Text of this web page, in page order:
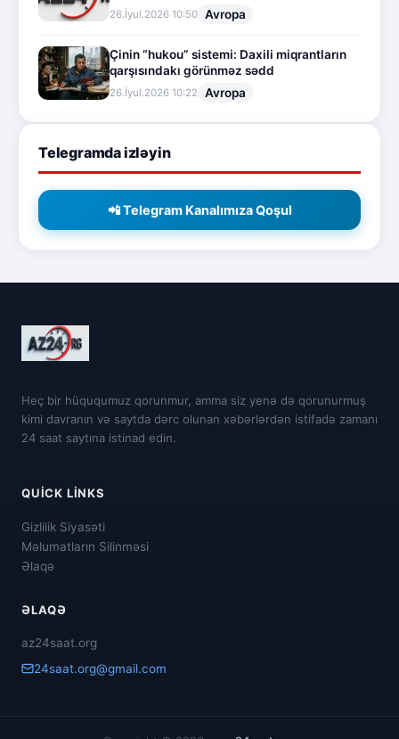
26.İyul.2026 10:50 Avropa
Çinin “hukou” sistemi: Daxili miqrantların
qarşısındakı görünməz sədd
26.İyul.2026 10:22 Avropa
Telegramda izləyin
📲 Telegram Kanalımıza Qoşul
Heç bir hüququmuz qorunmur, amma siz yenə də qorunurmuş
kimi davranın və saytda dərc olunan xəbərlərdən istifadə zamanı
24 saat saytına istinad edin.
QUICK LINKS
Gizlilik Siyasəti
Məlumatların Silinməsi
Əlaqə
ƏLAQƏ
az24saat.org
24saat.org@gmail.com